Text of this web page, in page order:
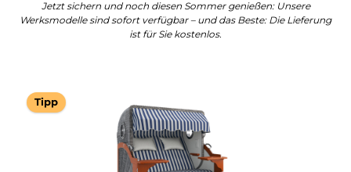
Jetzt sichern und noch diesen Sommer genießen: Unsere
Werksmodelle sind sofort verfügbar – und das Beste: Die Lieferung
ist für Sie kostenlos.
Tipp